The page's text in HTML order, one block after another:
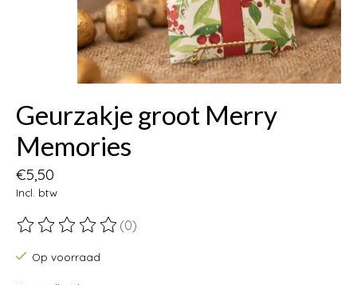
Geurzakje groot Merry
Memories
€5,50
Incl. btw
De beoordeling van dit product is
(0)
Op voorraad